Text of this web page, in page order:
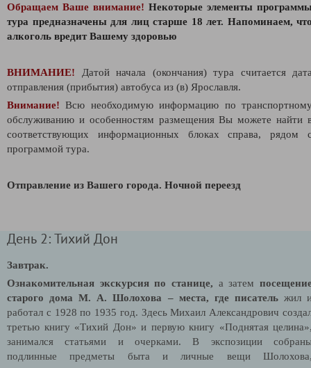
Обращаем Ваше внимание! Некоторые элементы
тура предназначены для лиц старше 18 лет. Напоминаем,
алкоголь вредит Вашему здоровью
ВНИМАНИЕ! Датой начала (окончания) тура считается
отправления (прибытия) автобуса из (в) Ярославля.
Внимание!Всю необходимую информацию по
обслуживанию и особенностям размещения Вы можете найти
соответствующих информационных блоках справа, рядом
программой тура.
Отправление из Вашего города. Ночной переезд
День 2: Тихий Дон
Завтрак.
Ознакомительная экскурсия по станице, а затем
старого дома М. А. Шолохова – места, где писатель жил
работал с 1928 по 1935 год. Здесь Михаил Александрович
третью книгу «Тихий Дон» и первую книгу «Поднятая
занимался статьями и очерками. В экспозиции
подлинные предметы быта и личные вещи